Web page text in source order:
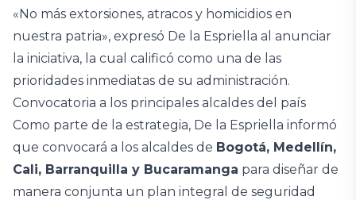
«No más extorsiones, atracos y homicidios en
nuestra patria», expresó De la Espriella al anunciar
la iniciativa, la cual calificó como una de las
prioridades inmediatas de su administración.
Convocatoria a los principales alcaldes del país
Como parte de la estrategia, De la Espriella informó
que convocará a los alcaldes de Bogotá, Medellín,
Cali, Barranquilla y Bucaramanga para diseñar de
manera conjunta un plan integral de seguridad